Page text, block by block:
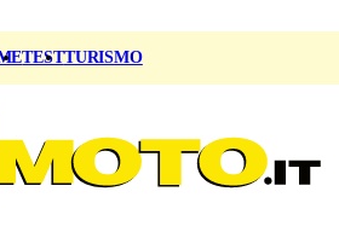
TESTTURISMO